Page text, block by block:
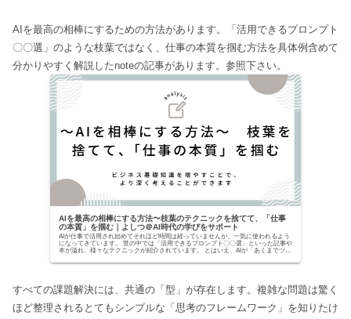
AIを最高の相棒にするための方法があります。「活用できるプロンプト
〇〇選」のような枝葉ではなく、仕事の本質を掴む方法を具体例含めて
分かりやすく解説したnoteの記事があります。参照下さい。
AIを最高の相棒にする方法〜枝葉のテクニックを捨てて、「仕事
の本質」を掴む｜よしつ＠AI時代の学びをサポート
AIが仕事で活用され始めてそれほど時間は経っていませんが、一気に使われるよう
になってきています。 世の中では「活用できるプロンプト〇〇選」といった記事や
本が溢れ、様々なテクニックが紹介されています。 とはいえ、AIが「あくまでツー
すべての課題解決には、共通の「型」が存在します。複雑な問題は驚く
ほど整理されるとてもシンプルな「思考のフレームワーク」を知りたけ